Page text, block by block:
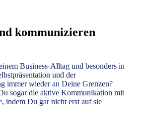
kommunizieren
Business-Alltag und besonders in
und der
immer wieder an Deine Grenzen?
sogar die aktive Kommunikation mit
indem Du gar nicht erst auf sie